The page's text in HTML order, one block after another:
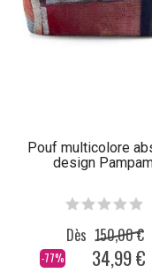
Pouf multicolore
design
-77%
Dès 150,00 €
34,99 €